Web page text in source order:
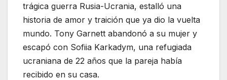
trágica guerra Rusia-Ucrania, estalló una
historia de amor y traición que ya dio la vuelta
mundo. Tony Garnett abandonó a su mujer y
escapó con Sofiia Karkadym, una refugiada
ucraniana de 22 años que la pareja había
recibido en su casa.